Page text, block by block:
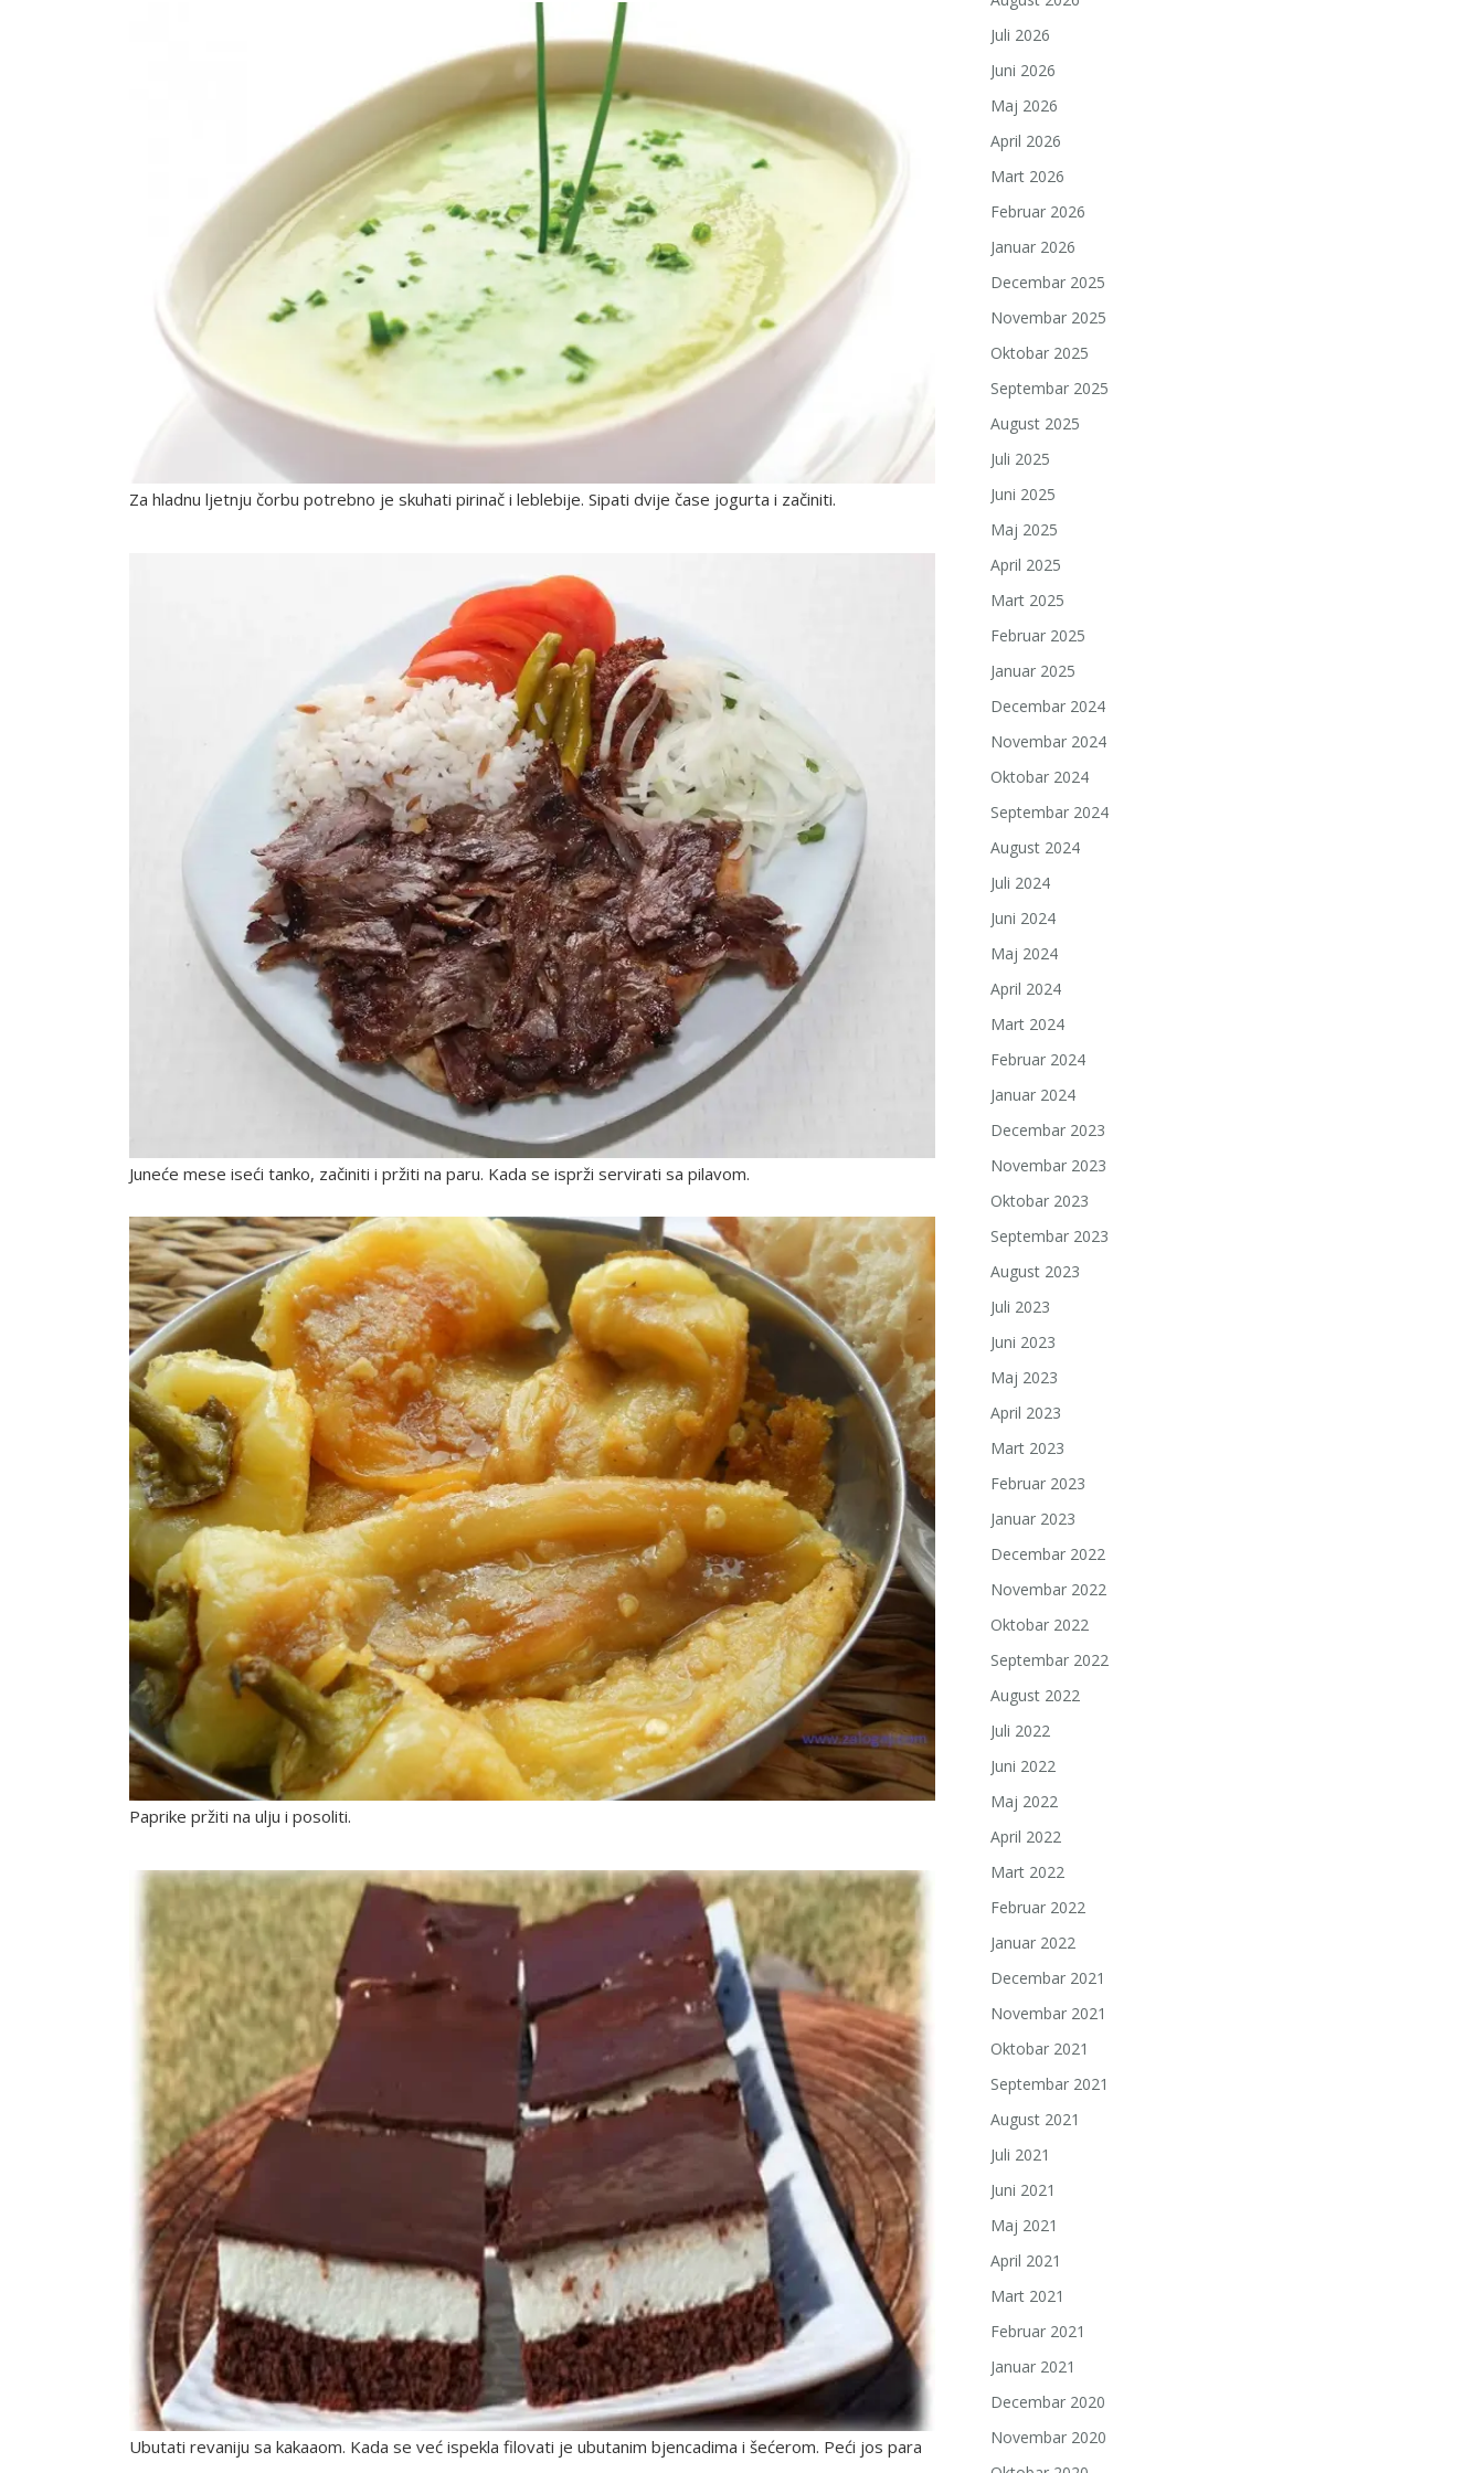
Za hladnu ljetnju čorbu potrebno je skuhati pirinač i leblebije. Sipati dvije čase jogurta i začiniti.
Juneće mese iseći tanko, začiniti i pržiti na paru. Kada se isprži servirati sa pilavom.
Paprike pržiti na ulju i posoliti.
Ubutati revaniju sa kakaaom. Kada se već ispekla filovati je ubutanim bjencadima i šećerom. Peći jos para
Juli 2026
Juni 2026
Maj 2026
April 2026
Mart 2026
Februar 2026
Januar 2026
Decembar 2025
Novembar 2025
Oktobar 2025
Septembar 2025
August 2025
Juli 2025
Juni 2025
Maj 2025
April 2025
Mart 2025
Februar 2025
Januar 2025
Decembar 2024
Novembar 2024
Oktobar 2024
Septembar 2024
August 2024
Juli 2024
Juni 2024
Maj 2024
April 2024
Mart 2024
Februar 2024
Januar 2024
Decembar 2023
Novembar 2023
Oktobar 2023
Septembar 2023
August 2023
Juli 2023
Juni 2023
Maj 2023
April 2023
Mart 2023
Februar 2023
Januar 2023
Decembar 2022
Novembar 2022
Oktobar 2022
Septembar 2022
August 2022
Juli 2022
Juni 2022
Maj 2022
April 2022
Mart 2022
Februar 2022
Januar 2022
Decembar 2021
Novembar 2021
Oktobar 2021
Septembar 2021
August 2021
Juli 2021
Juni 2021
Maj 2021
April 2021
Mart 2021
Februar 2021
Januar 2021
Decembar 2020
Novembar 2020